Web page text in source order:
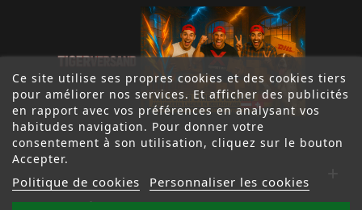
Ce site utilise ses propres cookies et des cookies tiers
pour améliorer nos services. Et afficher des publicités
en rapport avec vos préférences en analysant vos
habitudes navigation. Pour donner votre
consentement à son utilisation, cliquez sur le bouton
Accepter.
Politique de cookies Personnaliser les cookies